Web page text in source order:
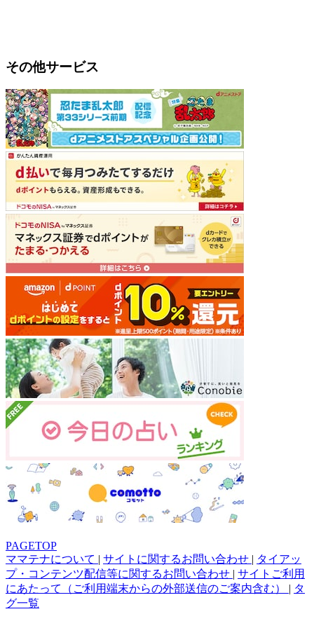
その他サービス
PAGETOP
ママテナについて | サイトに関するお問い合わせ | タイアッ
プ・コンテンツ配信等に関するお問い合わせ | サイトご利用
にあたって（ご利用端末からの外部送信のご案内含む） | タ
グ一覧